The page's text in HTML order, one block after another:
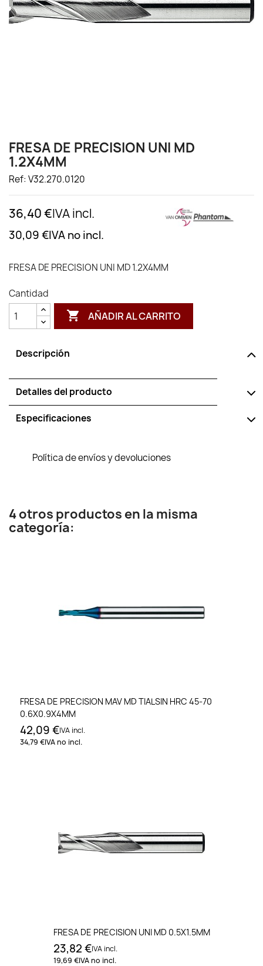
FRESA DE PRECISION UNI MD
1.2X4MM
Ref: V32.270.0120
36,40 €IVA incl.
30,09 €IVA no incl.
FRESA DE PRECISION UNI MD 1.2X4MM
Cantidad
 AÑADIR AL CARRITO
Descripción
Detalles del producto
Especificaciones
Política de envíos y devoluciones
4 otros productos en la misma
categoría:
FRESA DE PRECISION MAV MD TIALSIN HRC 45-70
0.6X0.9X4MM
42,09 €IVA incl.
34,79 €IVA no incl.
FRESA DE PRECISION UNI MD 0.5X1.5MM
23,82 €IVA incl.
19,69 €IVA no incl.